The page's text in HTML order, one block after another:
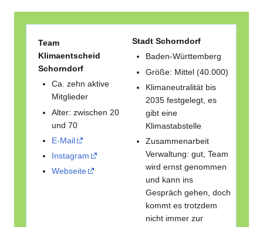
Team
Klimaentscheid
Schorndorf
Ca. zehn aktive
Mitglieder
Alter: zwischen 20
und 70
E-Mail
Instagram
Webseite
Stadt Schorndorf
Baden-Württemberg
Größe: Mittel (40.000)
Klimaneutralität bis
2035 festgelegt, es
gibt eine
Klimastabstelle
Zusammenarbeit
Verwaltung: gut, Team
wird ernst genommen
und kann ins
Gespräch gehen, doch
kommt es trotzdem
nicht immer zur